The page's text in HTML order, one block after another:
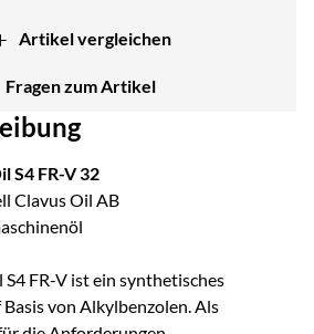
Artikel vergleichen
Fragen zum Artikel
S4 FR-V 32
Clavus Oil AB
FR-V ist ein synthetisches
von Alkylbenzolen. Als